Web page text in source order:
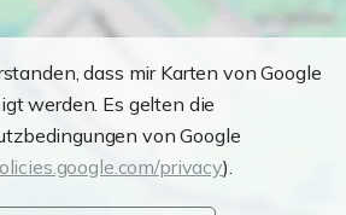
dass mir Karten von Google
werden. Es gelten die
von Google
privacy).